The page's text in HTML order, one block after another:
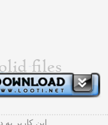
این کاربر